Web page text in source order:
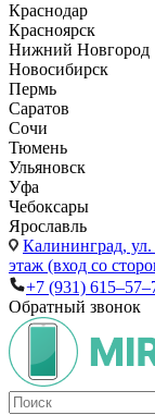
Краснодар
Красноярск
Нижний Новгород
Новосибирск
Пермь
Саратов
Сочи
Тюмень
Ульяновск
Уфа
Чебоксары
Ярославль
Калининград,
этаж (вход со
+7 (931)
Обратный звонок